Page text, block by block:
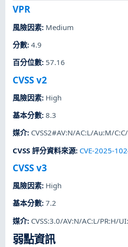
VPR
風險因素: Medium
分數:4.9
百分位數: 57.16
CVSS v2
風險因素: High
基本分數:8.3
媒介: CVSS2#AV:N/AC:L/Au:M/
CVSS 評分資料來源: CVE-2025-
CVSS v3
風險因素: High
基本分數:7.2
媒介: CVSS:3.0/AV:N/AC:L/PR:H/
弱點資訊